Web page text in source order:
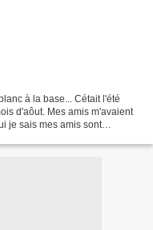
à la base... Cétait l'été
d'aôut. Mes amis m'avaient
je sais mes amis sont